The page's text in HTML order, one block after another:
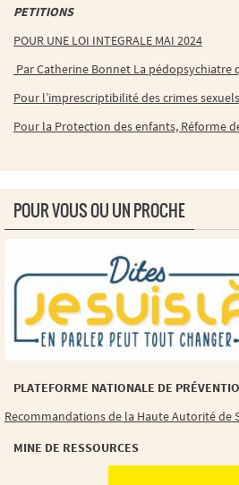
PETITIONS
POUR UNE LOI INTEGRALE MAI 2024
Par Catherine Bonnet La pédopsychiatre
Pour l’imprescriptibilité des crimes
Pour la Protection des enfants, Réforme
POUR VOUS OU UN PROCHE
PLATEFORME NATIONALE DE
Recommandations de la Haute Autorité de
MINE DE RESSOURCES